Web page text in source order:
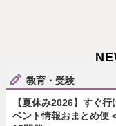
教育・受験
【夏休み2026】すぐ行
ベント情報おまとめ便